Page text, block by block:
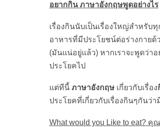
อยากกิน ภาษาอังกฤษพูดอย่างไร
เรื่องกินนับเป็นเรื่องใหญ่สำหรับ
อาหารที่มีประโยชน์ต่อร่างกายด้
(มันแน่อยู่แล้ว) หากเราจะพูดว่า
ประโยคไป
แต่ทีนี้ ภาษาอังกฤษ เกี่ยวกับเรื่อง
ประโยคที่เกี่ยวกับเรื่องกินๆกันว่
What would you Like to eat? คุ